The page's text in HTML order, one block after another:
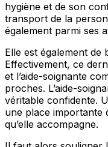
hygiène et de son
transport de la
également parmi ses
Elle est également
Effectivement, ce
et l’aide-soignante
proches. L’aide-
véritable confidente.
une place importante
qu’elle accompagne.